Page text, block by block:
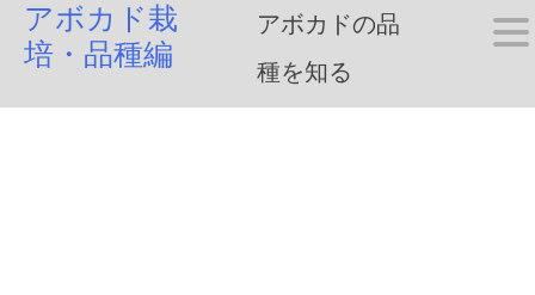
Skipアボカド栽
培・品種編
アボカドの品
種を知る